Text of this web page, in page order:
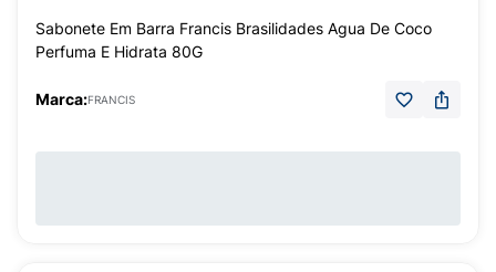
Sabonete Em Barra Francis Brasilidades Agua De Coco
Perfuma E Hidrata 80G
Marca:FRANCIS